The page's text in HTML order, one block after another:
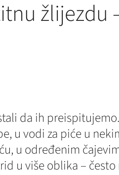
žlijezdu
da ih
u vodi za piće u
u određenim
u više oblika –